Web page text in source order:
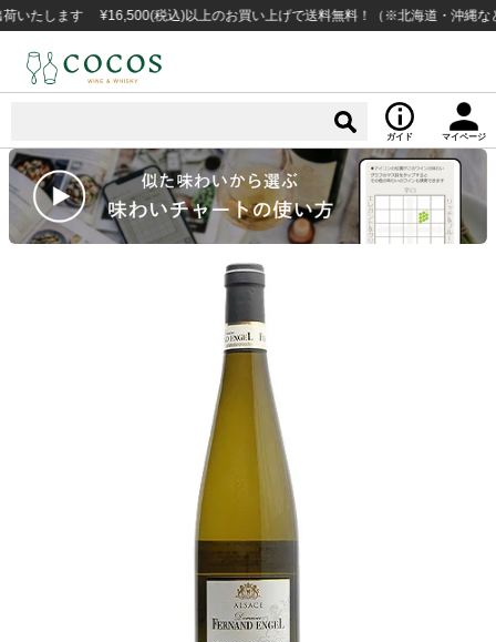
ます ¥16,500(税込)以上のお買い上げで送料無料！（※北海道・沖縄など一部
ガイド マイページ